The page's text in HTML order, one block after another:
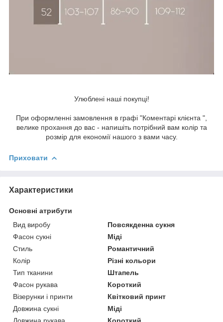
Улюблені наші покупці!
При оформленні замовлення в графі "Коментарі клієнта ",
велике прохання до вас - напишіть потрібний вам колір та
розмір для економії нашого з вами часу.
Приховати
Характеристики
Основні атрибути
Вид виробу
Повсякденна сукня
Фасон сукні
Міді
Стиль
Романтичний
Колір
Різні кольори
Тип тканини
Штапель
Фасон рукава
Короткий
Візерунки і принти
Квітковий принт
Довжина сукні
Міді
Довжина рукава
Короткий